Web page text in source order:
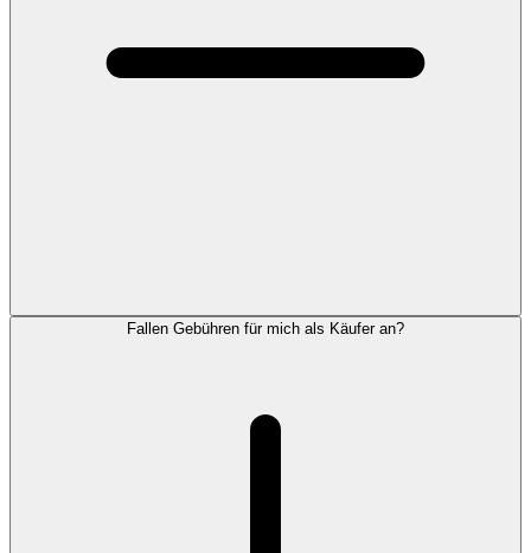
Fallen Gebühren für mich als Käufer an?